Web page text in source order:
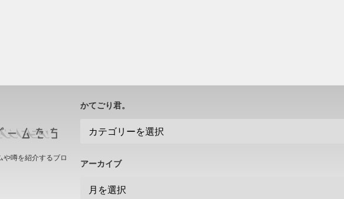
かてごり君。
アーカイブ
や噂を紹介するブロ